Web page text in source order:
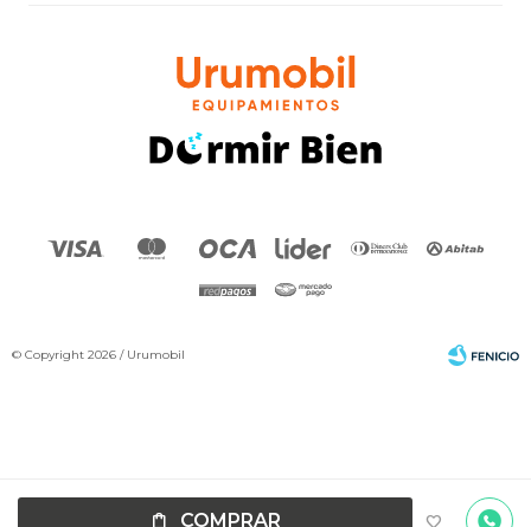
COMPRAR
consultas
no dudes
© Copyright 2026 / Urumobil
Fenicio